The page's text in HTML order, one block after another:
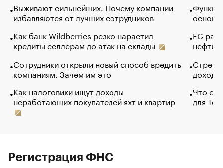
Выживают сильнейших. Почему компании
избавляются от лучших сотрудников
Как банк Wildberries резко нарастил
кредиты селлерам до атак на склады
Сотрудники открыли новый способ вредить
компаниям. Зачем им это
Как налоговики ищут доходы
неработающих покупателей яхт и квартир
основ
ЕС
нефти
Что
для
Регистрация ФНС